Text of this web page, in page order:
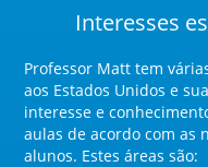
Interesses
Professor Matt tem
aos Estados Unidos e
interesse e
aulas de acordo com as
alunos. Estes áreas são: